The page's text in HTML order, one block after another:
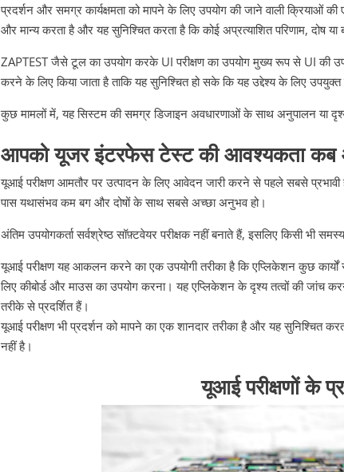
प्रदर्शन और समग्र कार्यक्षमता को मापने के लिए उपयोग की जाने वाली क्रियाओं
और मान्य करता है और यह सुनिश्चित करता है कि कोई अप्रत्याशित परिणाम, दोष या
ZAPTEST जैसे टूल का उपयोग करके UI परीक्षण का उपयोग मुख्य रूप से UI की
करने के लिए किया जाता है ताकि यह सुनिश्चित हो सके कि यह उद्देश्य के लिए उपयुक्त
कुछ मामलों में, यह सिस्टम की समग्र डिजाइन अवधारणाओं के साथ अनुपालन या
आपको यूजर इंटरफेस टेस्ट की आवश्यकता कब
यूआई परीक्षण आमतौर पर उत्पादन के लिए आवेदन जारी करने से पहले सबसे
पास यथासंभव कम बग और दोषों के साथ सबसे अच्छा अनुभव हो।
अंतिम उपयोगकर्ता सर्वश्रेष्ठ सॉफ़्टवेयर परीक्षक नहीं बनाते हैं, इसलिए किसी भी
यूआई परीक्षण यह आकलन करने का एक उपयोगी तरीका है कि एप्लिकेशन कुछ
लिए कीबोर्ड और माउस का उपयोग करना। यह एप्लिकेशन के दृश्य तत्वों की जांच
तरीके से प्रदर्शित हैं।
यूआई परीक्षण भी प्रदर्शन को मापने का एक शानदार तरीका है और यह सुनिश्चित
नहीं है।
यूआई परीक्षणों के